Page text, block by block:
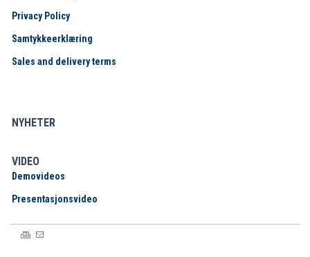
Privacy Policy
Samtykkeerklæring
Sales and delivery terms
NYHETER
VIDEO
Demovideos
Presentasjonsvideo